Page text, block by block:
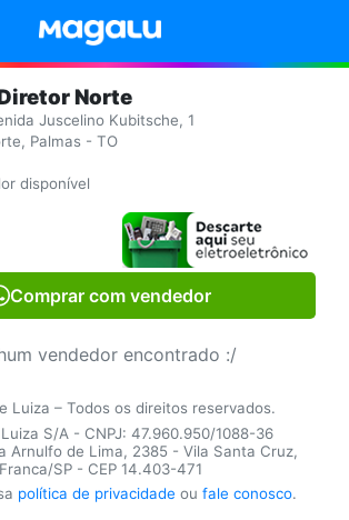
Norte
Juscelino Kubitsche, 1
Palmas - TO
disponível
Comprar com vendedor
vendedor encontrado :/
Luiza – Todos os direitos reservados.
S/A - CNPJ: 47.960.950/1088-36
Arnulfo de Lima, 2385 - Vila Santa Cruz,
Franca/SP - CEP 14.403-471
política de privacidade ou fale conosco.